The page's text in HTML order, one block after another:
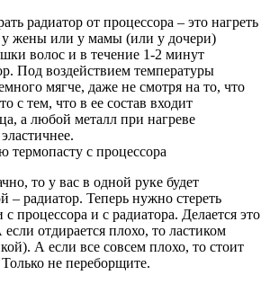
радиатор от процессора – это нагреть
жены или у мамы (или у дочери)
волос и в течение 1-2 минут
Под воздействием температуры
мягче, даже не смотря на то, что
с тем, что в ее состав входит
а любой металл при нагреве
то у вас в одной руке будет
– радиатор. Теперь нужно стереть
процессора и с радиатора. Делается это
отдирается плохо, то ластиком
А если все совсем плохо, то стоит
не переборщите.